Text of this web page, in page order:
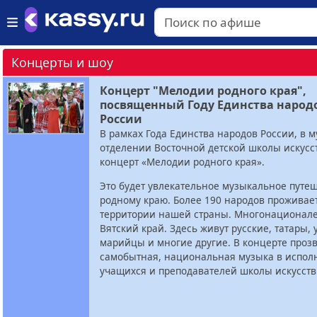
Концерты и шоу
Концерт "Мелодии родного края",
посвященный Году Единства
России
В рамках Года Единства народов России, в
отделении Восточной детской школы
концерт «Мелодии родного края».
Это будет увлекательное музыкальное
родному краю. Более 190 народов
территории нашей страны.
Вятский край. Здесь живут русские, татары,
марийцы и многие другие. В концерте
самобытная, национальная музыка в
учащихся и преподавателей школы